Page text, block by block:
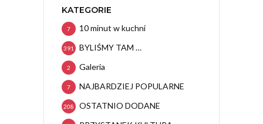
KATEGORIE
10 minut w kuchni
7
BYLIŚMY TAM …
391
Galeria
2
NAJBARDZIEJ POPULARNE
7
OSTATNIO DODANE
208